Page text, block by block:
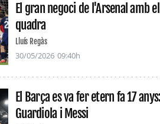
El gran negoci de l'Arsenal amb
quadra
Lluís Regàs
30/05/2026 09:40h
El Barça es va fer etern fa 17
Guardiola i Messi